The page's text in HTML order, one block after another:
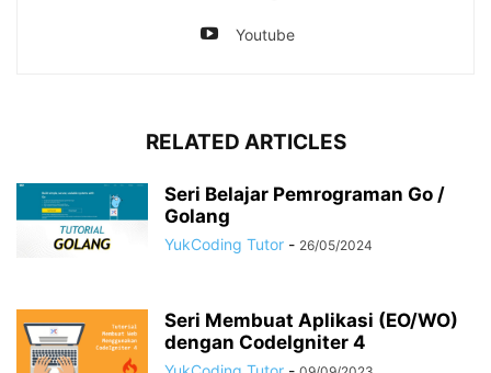
Youtube
RELATED ARTICLES
Seri Belajar Pemrograman Go /
Golang
YukCoding Tutor - 26/05/2024
Seri Membuat Aplikasi (EO/WO)
dengan CodeIgniter 4